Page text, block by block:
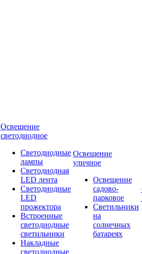
Освещение
светодиодное
Светодиодные
лампы
Светодиодная
LED лента
Светодиодные
LED
прожектора
Встроенные
светодиодные
светильники
Накладные
светодиодные
Освещение
уличное
Освещение
садово-
парковое
Светильники
на
солнечных
батареях